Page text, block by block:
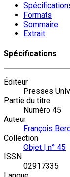
Formats
Sommaire
Extrait
Spécifications
Éditeur
Presses
Partie du titre
Numéro 45
Auteur
François
Collection
Objet | n° 45
ISSN
02917335